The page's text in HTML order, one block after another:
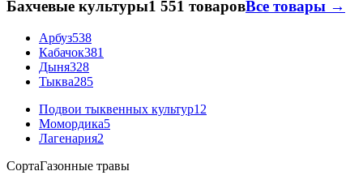
Бахчевые культуры1 551 товаровВсе товары →
Арбуз538
Кабачок381
Дыня328
Тыква285
Подвои тыквенных культур12
Момордика5
Лагенария2
СортаГазонные травы